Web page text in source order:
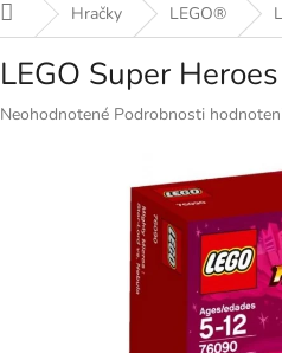
DomovHračky LEGO®
LEGO Super
Priemerné
Neohodnotené Podrobnosti